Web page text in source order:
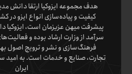
هدف مجموعه ایزوکیا ارتقا دانش
کیفیت و پیاده‌سازی انواع ایزو در
پیشرفت میهن عزیزمان است، ایزوکیا
سرآمد از وزارت ارشاد بوده و
فرهنگ‌سازی و نشر و ترویج اصول
تجارت، صنایع و خدمات است. به امید
ایران